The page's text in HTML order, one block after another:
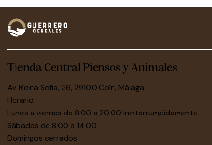
Tienda Central Piensos y Animales
Av. Reina Sofía, 36, 29100 Coín, Málaga
Horario:
Lunes a viernes de 8:00 a 20:00 ininterrumpidamente.
Sábados de 8:00 a 14:00
Domingos cerrados